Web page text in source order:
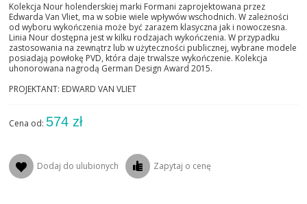
Kolekcja Nour holenderskiej marki Formani zaprojektowana przez
Edwarda Van Vliet, ma w sobie wiele wpływów wschodnich. W zależności
od wyboru wykończenia może być zarazem klasyczna jak i nowoczesna.
Linia Nour dostępna jest w kilku rodzajach wykończenia. W przypadku
zastosowania na zewnątrz lub w użyteczności publicznej, wybrane modele
posiadają powłokę PVD, która daje trwalsze wykończenie. Kolekcja
uhonorowana nagrodą German Design Award 2015.
PROJEKTANT: EDWARD VAN VLIET
Cena od: 574 zł
Dodaj do ulubionych Zapytaj o cenę